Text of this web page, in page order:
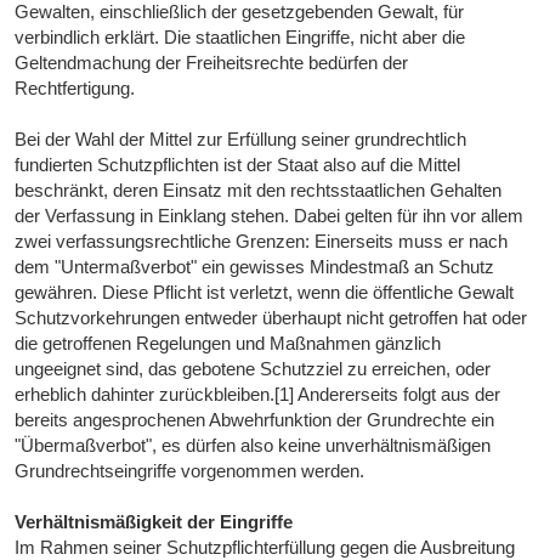
Gewalten, einschließlich der gesetzgebenden Gewalt, für
verbindlich erklärt. Die staatlichen Eingriffe, nicht aber die
Geltendmachung der Freiheitsrechte bedürfen der
Rechtfertigung.
Bei der Wahl der Mittel zur Erfüllung seiner grundrechtlich
fundierten Schutzpflichten ist der Staat also auf die Mittel
beschränkt, deren Einsatz mit den rechtsstaatlichen Gehalten
der Verfassung in Einklang stehen. Dabei gelten für ihn vor allem
zwei verfassungsrechtliche Grenzen: Einerseits muss er nach
dem "Untermaßverbot" ein gewisses Mindestmaß an Schutz
gewähren. Diese Pflicht ist verletzt, wenn die öffentliche Gewalt
Schutzvorkehrungen entweder überhaupt nicht getroffen hat oder
die getroffenen Regelungen und Maßnahmen gänzlich
ungeeignet sind, das gebotene Schutzziel zu erreichen, oder
erheblich dahinter zurückbleiben.[1] Andererseits folgt aus der
bereits angesprochenen Abwehrfunktion der Grundrechte ein
"Übermaßverbot", es dürfen also keine unverhältnismäßigen
Grundrechtseingriffe vorgenommen werden.
Verhältnismäßigkeit der Eingriffe
Im Rahmen seiner Schutzpflichterfüllung gegen die Ausbreitung